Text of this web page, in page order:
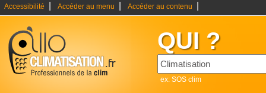
Accessibilité Accéder au menu Accéder au contenu
QUI ?
ex: SOS clim